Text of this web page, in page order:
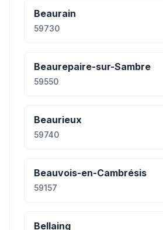
Beaurain
59730
Beaurepaire-sur-Sambre
59550
Beaurieux
59740
Beauvois-en-Cambrésis
59157
Bellaing